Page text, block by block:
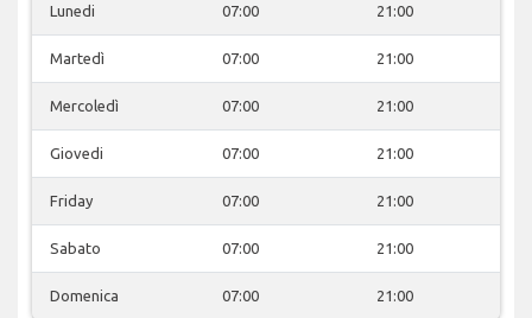
Lunedi 07:00 21:00
Martedì 07:00 21:00
Mercoledì 07:00 21:00
Giovedi 07:00 21:00
Friday 07:00 21:00
Sabato 07:00 21:00
Domenica 07:00 21:00